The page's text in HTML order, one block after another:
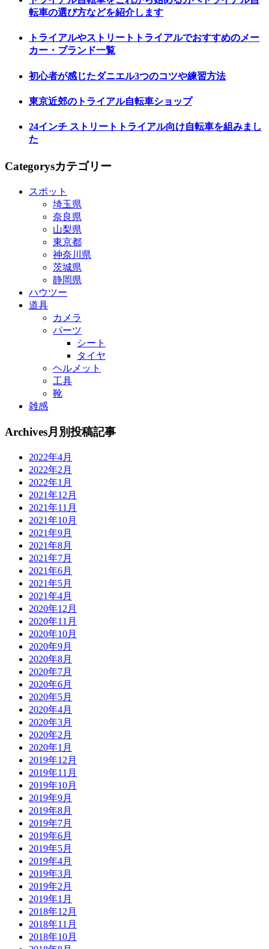
転車の選び方などを紹介します
トライアルやストリートトライアルでおすすめのメー
カー・ブランド一覧
初心者が感じたダニエル3つのコツや練習方法
東京近郊のトライアル自転車ショップ
24インチ ストリートトライアル向け自転車を組みまし
た
Categorysカテゴリー
スポット
埼玉県
奈良県
山梨県
東京都
神奈川県
茨城県
静岡県
ハウツー
道具
カメラ
パーツ
シート
タイヤ
ヘルメット
工具
靴
雑感
Archives月別投稿記事
2022年4月
2022年2月
2022年1月
2021年12月
2021年11月
2021年10月
2021年9月
2021年8月
2021年7月
2021年6月
2021年5月
2021年4月
2020年12月
2020年11月
2020年10月
2020年9月
2020年8月
2020年7月
2020年6月
2020年5月
2020年4月
2020年3月
2020年2月
2020年1月
2019年12月
2019年11月
2019年10月
2019年9月
2019年8月
2019年7月
2019年6月
2019年5月
2019年4月
2019年3月
2019年2月
2019年1月
2018年12月
2018年11月
2018年10月